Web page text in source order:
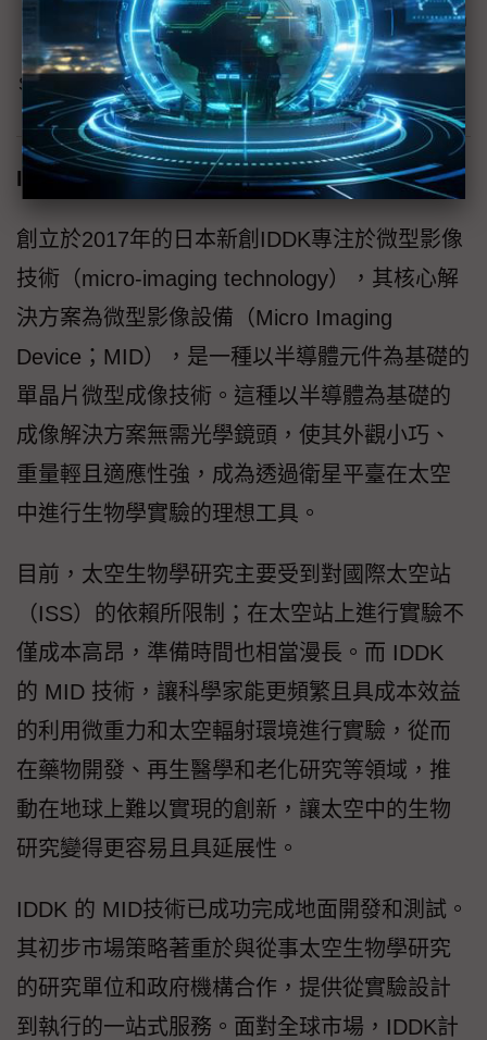
10月9日於國立中央大學舉辦國際新創產學媒合交流會。中
央大學太空系主任張起維特聘教授（第一排左七）。
Skyroot（第二排右五），SpaceDreamS（第二排左五），
IDDK（第二排右四）。TAcc+
IDDK Co., Ltd
創立於2017年的日本新創IDDK專注於微型影像
技術（micro-imaging technology），其核心解
決方案為微型影像設備（Micro Imaging
Device；MID），是一種以半導體元件為基礎的
單晶片微型成像技術。這種以半導體為基礎的
成像解決方案無需光學鏡頭，使其外觀小巧、
重量輕且適應性強，成為透過衛星平臺在太空
中進行生物學實驗的理想工具。
目前，太空生物學研究主要受到對國際太空站
（ISS）的依賴所限制；在太空站上進行實驗不
僅成本高昂，準備時間也相當漫長。而 IDDK
的 MID 技術，讓科學家能更頻繁且具成本效益
的利用微重力和太空輻射環境進行實驗，從而
在藥物開發、再生醫學和老化研究等領域，推
動在地球上難以實現的創新，讓太空中的生物
研究變得更容易且具延展性。
IDDK 的 MID技術已成功完成地面開發和測試。
其初步市場策略著重於與從事太空生物學研究
的研究單位和政府機構合作，提供從實驗設計
到執行的一站式服務。面對全球市場，IDDK計